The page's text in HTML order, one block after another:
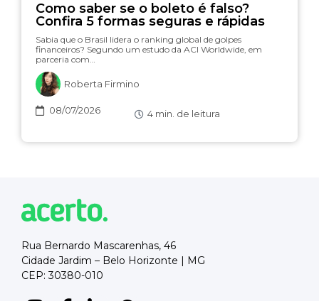
Como saber se o boleto é falso?
Confira 5 formas seguras e rápidas
Sabia que o Brasil lidera o ranking global de golpes
financeiros? Segundo um estudo da ACI Worldwide, em
parceria com…
Roberta Firmino
08/07/2026 4 min. de leitura
Rua Bernardo Mascarenhas, 46
Cidade Jardim – Belo Horizonte | MG
CEP: 30380-010